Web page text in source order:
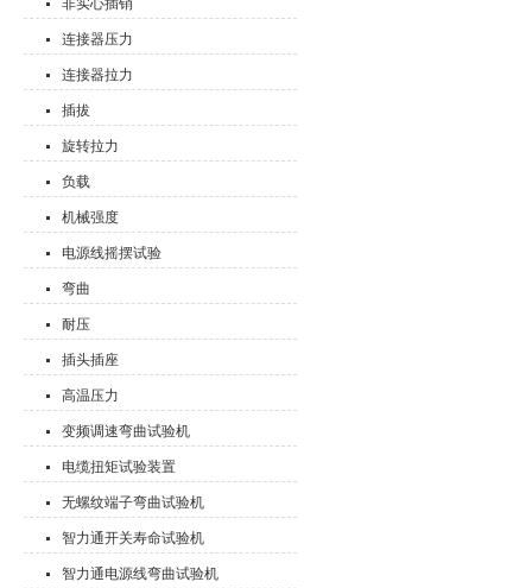
非实心插销
连接器压力
连接器拉力
插拔
旋转拉力
负载
机械强度
电源线摇摆试验
弯曲
耐压
插头插座
高温压力
变频调速弯曲试验机
电缆扭矩试验装置
无螺纹端子弯曲试验机
智力通开关寿命试验机
智力通电源线弯曲试验机